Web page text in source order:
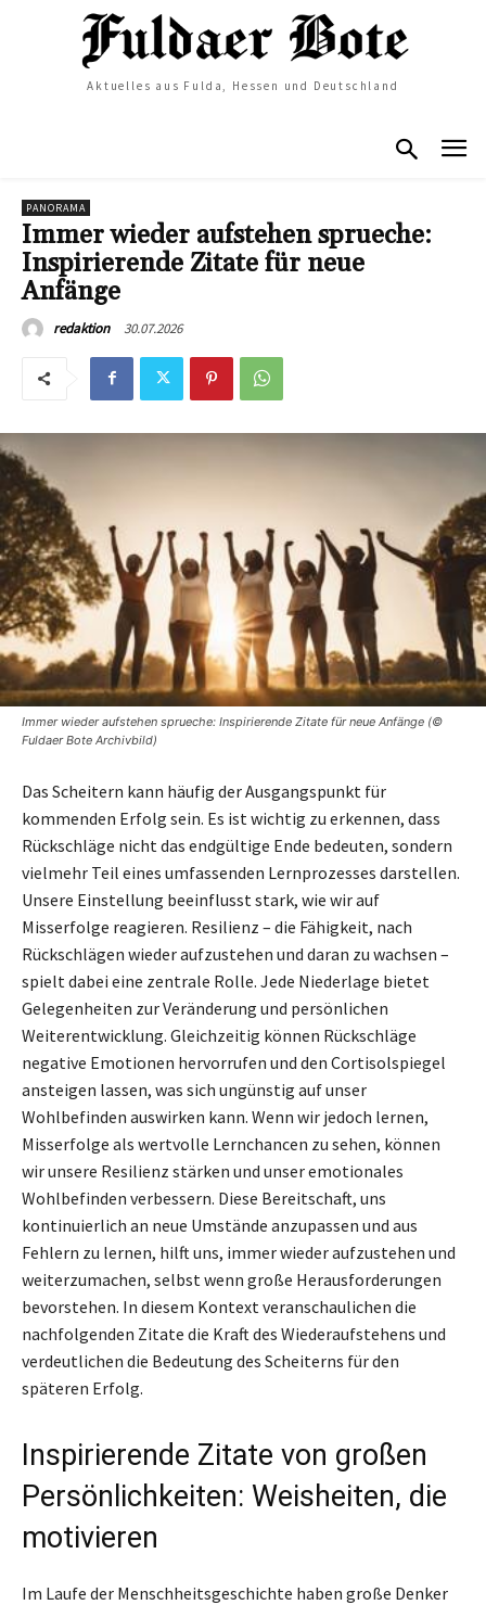
Aktuelles aus Fulda, Hessen und Deutschland
PANORAMA
Immer wieder aufstehen sprueche:
Inspirierende Zitate für neue
Anfänge
redaktion 30.07.2026
Immer wieder aufstehen sprueche: Inspirierende Zitate für neue Anfänge (©
Fuldaer Bote Archivbild)
Das Scheitern kann häufig der Ausgangspunkt für
kommenden Erfolg sein. Es ist wichtig zu erkennen, dass
Rückschläge nicht das endgültige Ende bedeuten, sondern
vielmehr Teil eines umfassenden Lernprozesses darstellen.
Unsere Einstellung beeinflusst stark, wie wir auf
Misserfolge reagieren. Resilienz – die Fähigkeit, nach
Rückschlägen wieder aufzustehen und daran zu wachsen –
spielt dabei eine zentrale Rolle. Jede Niederlage bietet
Gelegenheiten zur Veränderung und persönlichen
Weiterentwicklung. Gleichzeitig können Rückschläge
negative Emotionen hervorrufen und den Cortisolspiegel
ansteigen lassen, was sich ungünstig auf unser
Wohlbefinden auswirken kann. Wenn wir jedoch lernen,
Misserfolge als wertvolle Lernchancen zu sehen, können
wir unsere Resilienz stärken und unser emotionales
Wohlbefinden verbessern. Diese Bereitschaft, uns
kontinuierlich an neue Umstände anzupassen und aus
Fehlern zu lernen, hilft uns, immer wieder aufzustehen und
weiterzumachen, selbst wenn große Herausforderungen
bevorstehen. In diesem Kontext veranschaulichen die
nachfolgenden Zitate die Kraft des Wiederaufstehens und
verdeutlichen die Bedeutung des Scheiterns für den
späteren Erfolg.
Inspirierende Zitate von großen
Persönlichkeiten: Weisheiten, die
motivieren
Im Laufe der Menschheitsgeschichte haben große Denker